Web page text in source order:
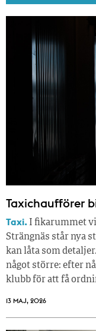
Taxichaufförer
Taxi. I fikarummet
Strängnäs står nya
kan låta som
något större: efter
klubb för att få
13 MAJ, 2026